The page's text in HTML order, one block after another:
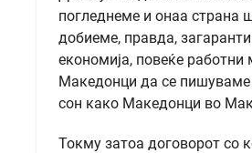
погледнеме и онаа страна
добиеме, правда,
економија, повеќе
Македонци да се пишуваме
сон како Македонци во
Токму затоа договорот со